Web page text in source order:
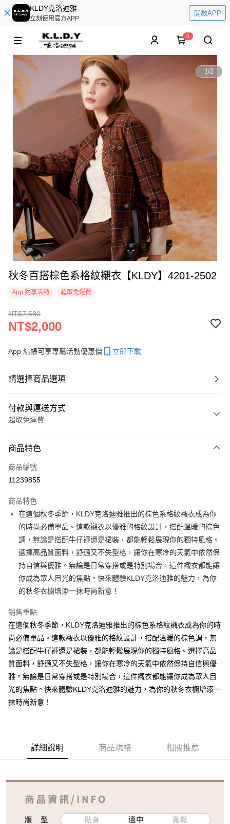
KLDY克洛迪雅
立刻使用官方APP
開啟APP
0
1/2
秋冬百搭棕色系格紋襯衣【KLDY】4201-2502
App 獨享活動 超取免運費
NT$7,580
NT$2,000
App 結帳可享專屬活動優惠價 立即下載
請選擇商品選項
付款與運送方式
超取免運費
信用卡一次付款
超商取貨付款
運送方式
全家取貨付款
免運費
付款後全家取貨
免運費
免運費
付款後7-11取貨
免運費
宅配
免運費
商品特色
商品編號
11239855
商品特色
在這個秋冬季節，KLDY克洛迪雅推出的棕色系格紋襯衣成為你
的時尚必備單品。這款襯衣以優雅的格紋設計，搭配溫暖的棕色
調，無論是搭配牛仔褲還是裙裝，都能輕鬆展現你的獨特風格。
選擇高品質面料，舒適又不失型格，讓你在寒冷的天氣中依然保
持自信與優雅。無論是日常穿搭或是特別場合，這件襯衣都能讓
你成為眾人目光的焦點。快來體驗KLDY克洛迪雅的魅力，為你
的秋冬衣櫥增添一抹時尚新意！
銷售重點
在這個秋冬季節，KLDY克洛迪雅推出的棕色系格紋襯衣成為你的時
尚必備單品。這款襯衣以優雅的格紋設計，搭配溫暖的棕色調，無
論是搭配牛仔褲還是裙裝，都能輕鬆展現你的獨特風格。選擇高品
質面料，舒適又不失型格，讓你在寒冷的天氣中依然保持自信與優
雅。無論是日常穿搭或是特別場合，這件襯衣都能讓你成為眾人目
光的焦點。快來體驗KLDY克洛迪雅的魅力，為你的秋冬衣櫥增添一
抹時尚新意！
詳細說明 商品規格 相關推薦